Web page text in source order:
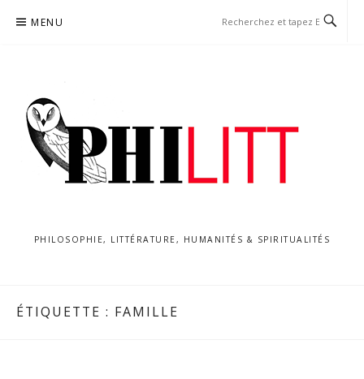
MENU
PHILOSOPHIE, LITTÉRATURE, HUMANITÉS & SPIRITUALITÉS
ÉTIQUETTE : FAMILLE